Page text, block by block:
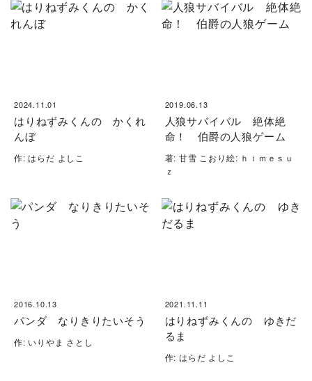
2024.11.01
はりねずみくんの かくれ
んぼ
作: はらだ よしこ
2019.06.13
人狼サバイバル 絶体絶
命！ 伯爵の人狼ゲーム
著: 甘雪 こおり絵: ｈｉｍｅｓｕ
ｚ
2016.10.13
パンダ なりきりたいそう
作: いりやま さとし
2021.11.11
はりねずみくんの ゆきだ
るま
作: はらだ よしこ